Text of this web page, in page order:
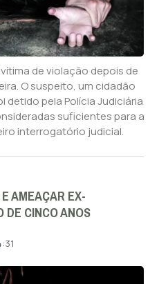
de violação depois de
O suspeito, um cidadão
detido pela Polícia Judiciária
suficientes para a
interrogatório judicial.
AMEAÇAR EX-
DE CINCO ANOS